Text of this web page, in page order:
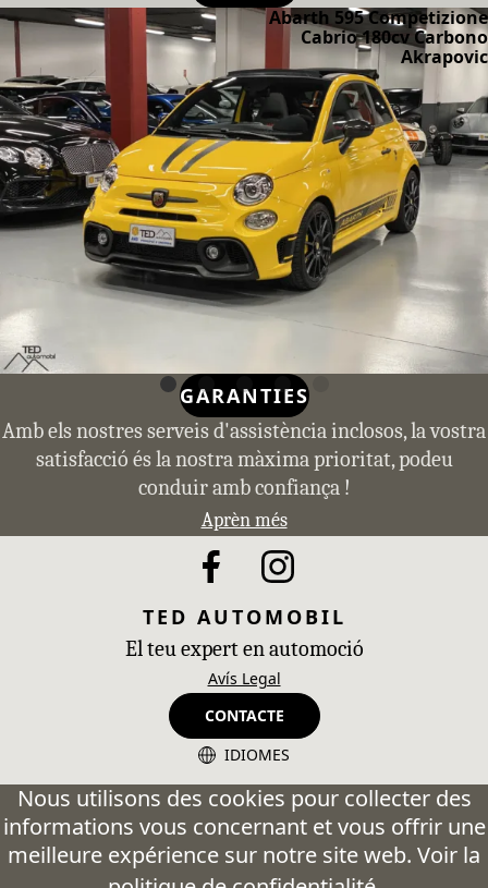
Nous utilisons des cookies pour collecter des
informations vous concernant et vous offrir une
meilleure expérience sur notre site web. Voir la
Abarth 595 Competizione
Cabrio 180cv Carbono
Akrapovic
GARANTIES
Amb els nostres serveis d'assistència inclosos, la vostra
satisfacció és la nostra màxima prioritat, podeu
conduir amb confiança !
Aprèn més
TED AUTOMOBIL
El teu expert en automoció
Avís Legal
CONTACTE
IDIOMES
CA - Catalán
ES - Español
FR - Français